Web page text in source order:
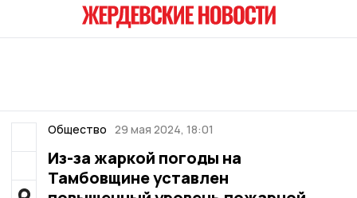
Общество 29 мая 2024, 18:01
Из-за жаркой погоды на
Тамбовщине уставлен